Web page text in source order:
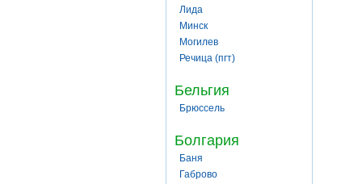
Лида
Минск
Могилев
Речица (пгт)
Бельгия
Брюссель
Болгария
Баня
Габрово